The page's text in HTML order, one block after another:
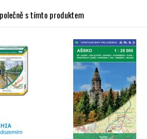
s tímto produktem